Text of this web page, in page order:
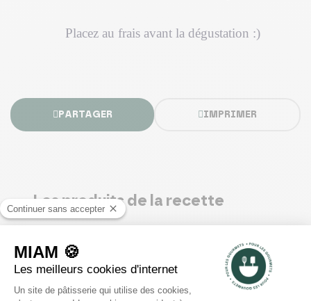
Placez au frais avant la dégustation :)
PARTAGER IMPRIMER
Les produits de la recette
3,05 €